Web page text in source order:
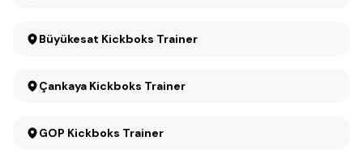
Büyükesat Kickboks Trainer
Çankaya Kickboks Trainer
GOP Kickboks Trainer